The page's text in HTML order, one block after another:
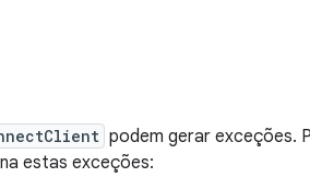
podem gerar exceções.
estas exceções: